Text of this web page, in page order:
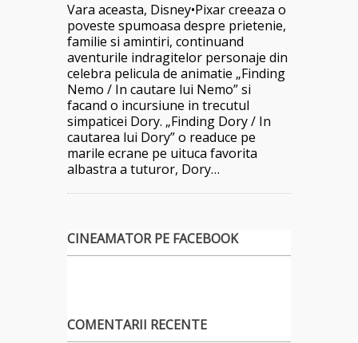
Vara aceasta, Disney•Pixar creeaza o
poveste spumoasa despre prietenie,
familie si amintiri, continuand
aventurile indragitelor personaje din
celebra pelicula de animatie „Finding
Nemo / In cautare lui Nemo” si
facand o incursiune in trecutul
simpaticei Dory. „Finding Dory / In
cautarea lui Dory” o readuce pe
marile ecrane pe uituca favorita
albastra a tuturor, Dory…
CINEAMATOR PE FACEBOOK
COMENTARII RECENTE